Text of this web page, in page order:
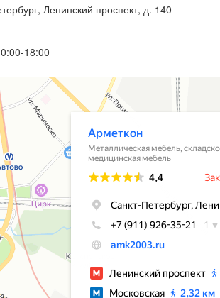
Ленинский проспект, д. 140
18:00